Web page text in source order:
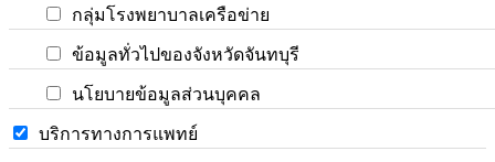
กลุ่มโรงพยาบาลเครือข่าย
ข้อมูลทั่วไปของจังหวัดจันทบุรี
นโยบายข้อมูลส่วนบุคคล
บริการทางการแพทย์